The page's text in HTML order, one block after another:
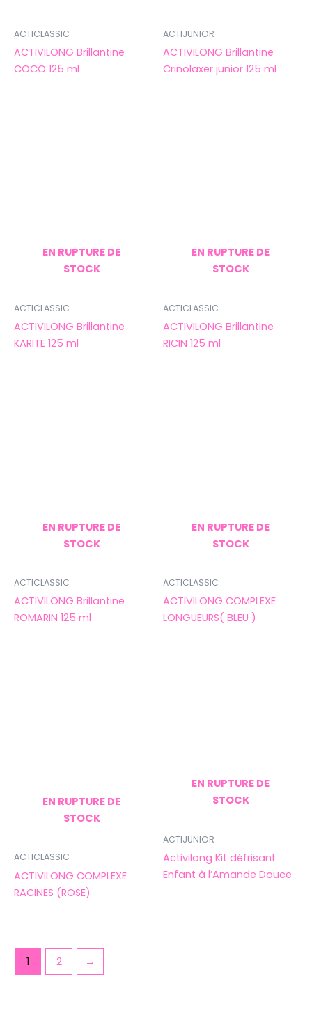
ACTICLASSIC
ACTIVILONG Brillantine
COCO 125 ml
ACTIJUNIOR
ACTIVILONG Brillantine
Crinolaxer junior 125 ml
EN RUPTURE DE
STOCK
ACTICLASSIC
ACTIVILONG Brillantine
KARITE 125 ml
EN RUPTURE DE
STOCK
ACTICLASSIC
ACTIVILONG Brillantine
RICIN 125 ml
EN RUPTURE DE
STOCK
ACTICLASSIC
ACTIVILONG Brillantine
ROMARIN 125 ml
EN RUPTURE DE
STOCK
ACTICLASSIC
ACTIVILONG COMPLEXE
LONGUEURS( BLEU )
EN RUPTURE DE
STOCK
ACTICLASSIC
ACTIVILONG COMPLEXE
RACINES (ROSE)
EN RUPTURE DE
STOCK
ACTIJUNIOR
Activilong Kit défrisant
Enfant à l’Amande Douce
1 2 →